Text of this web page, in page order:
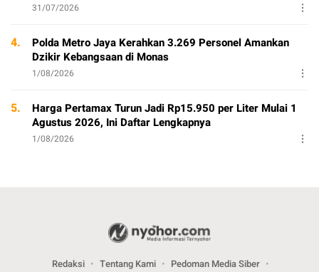
31/07/2026
4.
Polda Metro Jaya Kerahkan 3.269 Personel Amankan
Dzikir Kebangsaan di Monas
1/08/2026
5.
Harga Pertamax Turun Jadi Rp15.950 per Liter Mulai 1
Agustus 2026, Ini Daftar Lengkapnya
1/08/2026
Redaksi Tentang Kami
Pedoman Media Siber